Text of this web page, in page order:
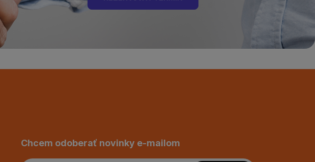
Chcem odoberať novinky e-mailom